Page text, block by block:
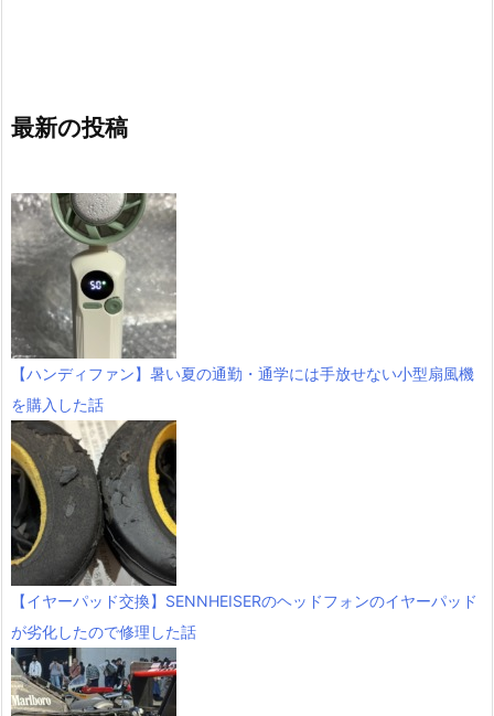
最新の投稿
【ハンディファン】暑い夏の通勤・通学には手放せない小型扇風機
を購入した話
【イヤーパッド交換】SENNHEISERのヘッドフォンのイヤーパッド
が劣化したので修理した話